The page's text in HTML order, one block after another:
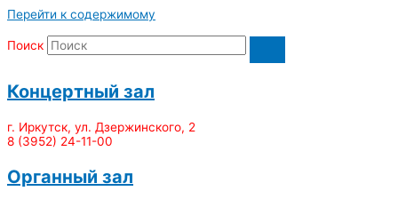
Перейти к содержимому
Поиск
Концертный зал
г. Иркутск, ул. Дзержинского, 2
8 (3952) 24-11-00
Органный зал